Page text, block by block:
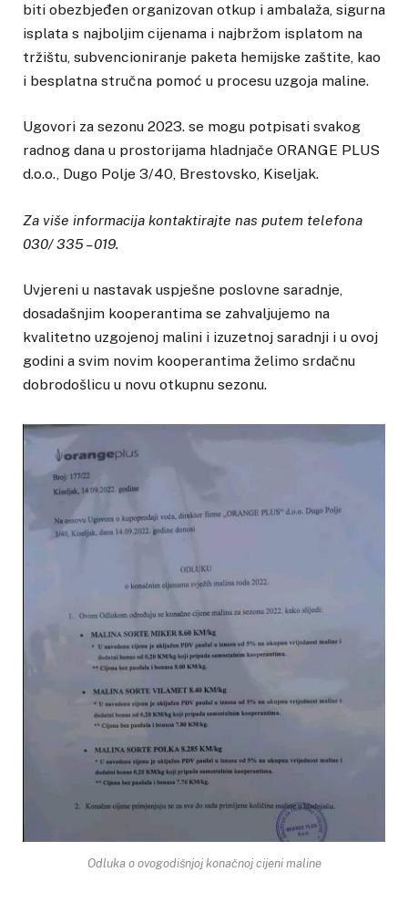
biti obezbjeđen organizovan otkup i ambalaža, sigurna
isplata s najboljim cijenama i najbržom isplatom na
tržištu, subvencioniranje paketa hemijske zaštite, kao
i besplatna stručna pomoć u procesu uzgoja maline.
Ugovori za sezonu 2023. se mogu potpisati svakog
radnog dana u prostorijama hladnjače ORANGE PLUS
d.o.o., Dugo Polje 3/40, Brestovsko, Kiseljak.
Za više informacija kontaktirajte nas putem telefona
030/ 335 – 019.
Uvjereni u nastavak uspješne poslovne saradnje,
dosadašnjim kooperantima se zahvaljujemo na
kvalitetno uzgojenoj malini i izuzetnoj saradnji i u ovoj
godini a svim novim kooperantima želimo srdačnu
dobrodošlicu u novu otkupnu sezonu.
Odluka o ovogodišnjoj konačnoj cijeni maline